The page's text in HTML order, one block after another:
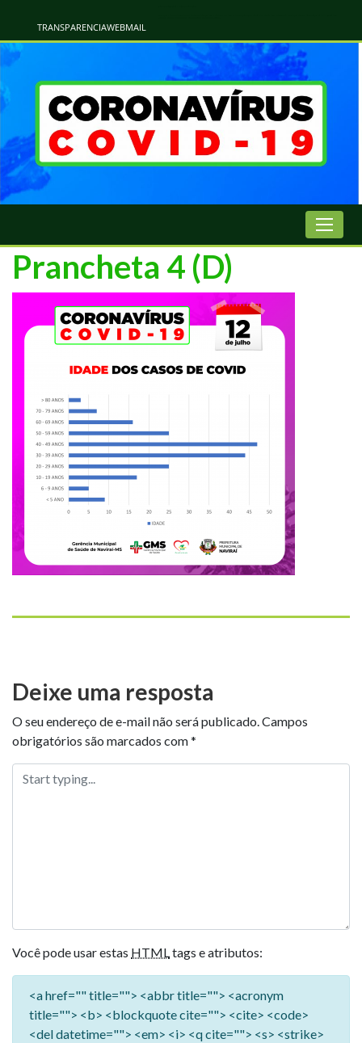
TRANSPARENCIAWEBMAIL
Prancheta 4 (D)
Deixe uma resposta
O seu endereço de e-mail não será publicado.Campos
obrigatórios são marcados com*
Você pode usar estas HTMLtags e atributos:
<a href="" title=""> <abbr title=""> <acronym
title=""> <b> <blockquote cite=""> <cite> <code>
<del datetime=""> <em> <i> <q cite=""> <s> <strike>